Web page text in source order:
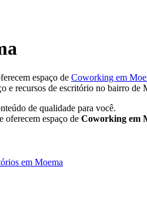
espaço de Coworking em
e recursos de escritório no bairro de
de qualidade para você.
oferecem espaço de Coworking em
em Moema